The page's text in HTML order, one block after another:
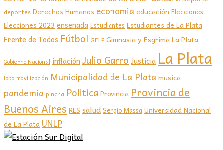
deportes Derechos Humanos economia educación Elecciones
Elecciones 2023 ensenada Estudiantes Estudiantes de La Plata
Frente de Todos Fútbol GELP Gimnasia y Esgrima La Plata
Gobierno Nacional inflación Julio Garro Justicia La Plata
lobo movilización Municipalidad de La Plata musica
pandemia pincha PoliticaProvincia Provincia de
Buenos Aires RES saludSergio MassaUniversidad Nacional
de La Plata UNLP